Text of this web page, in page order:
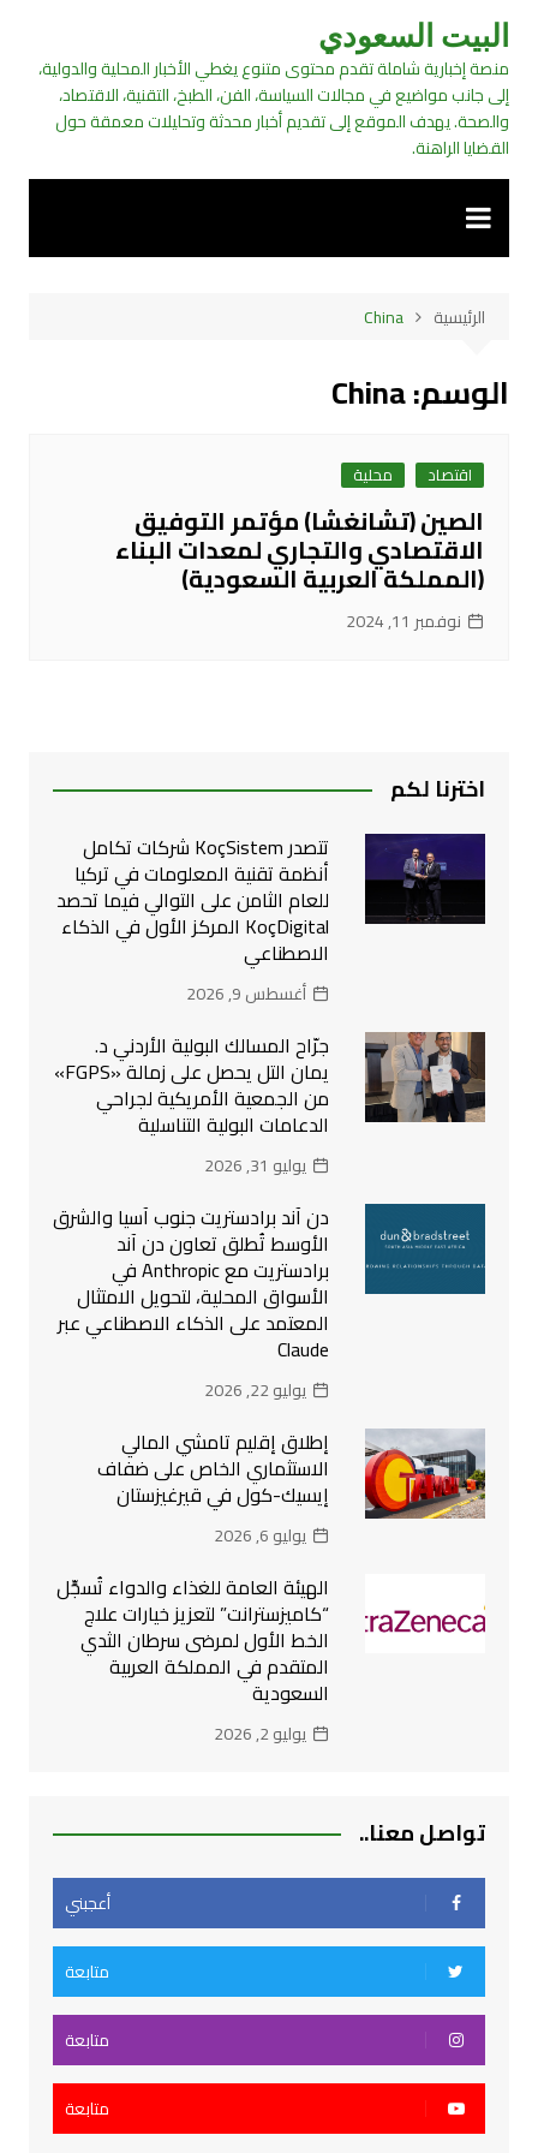
التجاوز
المحتوى
البيت السعودي
منصة إخبارية شاملة تقدم محتوى متنوع يغطي الأخبار المحلية والدولية،
إلى جانب مواضيع في مجالات السياسة، الفن، الطبخ، التقنية، الاقتصاد،
والصحة. يهدف الموقع إلى تقديم أخبار محدثة وتحليلات معمقة حول
القضايا الراهنة.
الرئيسية China
الوسم:China
اقتصاد محلية
الصين (تشانغشا) مؤتمر التوفيق
الاقتصادي والتجاري لمعدات البناء
(المملكة العربية السعودية)
نوفمبر 11, 2024
اخترنا لكم
تتصدر KoçSistem شركات تكامل
أنظمة تقنية المعلومات في تركيا
للعام الثامن على التوالي فيما تحصد
KoçDigital المركز الأول في الذكاء
الاصطناعي
أغسطس 9, 2026
جرّاح المسالك البولية الأردني د.
يمان التل يحصل على زمالة «FGPS»
من الجمعية الأمريكية لجراحي
الدعامات البولية التناسلية
يوليو 31, 2026
دن آند برادستريت جنوب آسيا والشرق
الأوسط تُطلق تعاون دن آند
برادستريت مع Anthropic في
الأسواق المحلية، لتحويل الامتثال
المعتمد على الذكاء الاصطناعي عبر
Claude
يوليو 22, 2026
إطلاق إقليم تامشي المالي
الاستثماري الخاص على ضفاف
إيسيك-كول في قيرغيزستان
يوليو 6, 2026
الهيئة العامة للغذاء والدواء تُسجِّل
“كاميزسترانت” لتعزيز خيارات علاج
الخط الأول لمرضى سرطان الثدي
المتقدم في المملكة العربية
السعودية
يوليو 2, 2026
تواصل معنا..
أعجبني
متابعة
متابعة
متابعة